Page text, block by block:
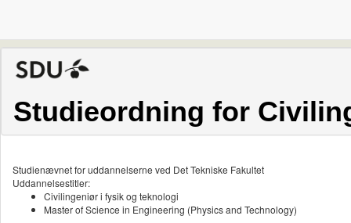
Studieordning for
Studienævnet for uddannelserne ved Det Tekniske Fakultet
Uddannelsestitler:
Civilingeniør i fysik og teknologi
Master of Science in Engineering (Physics and Technology)